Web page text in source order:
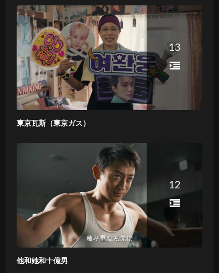
13
東京瓦斯（東京ガス）
12
他和她和十億男